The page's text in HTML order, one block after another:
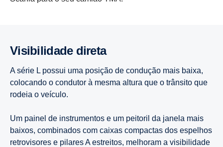
Visibi­li­dade direta
A série L possui uma posição de condução mais baixa,
colocando o condutor à mesma altura que o trânsito que
rodeia o veículo.
Um painel de instrumentos e um peitoril da janela mais
baixos, combinados com caixas compactas dos espelhos
retrovisores e pilares A estreitos, melhoram a visibilidade